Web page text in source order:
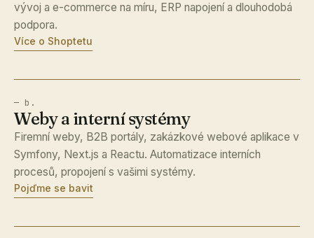
vývoj a e-commerce na míru, ERP napojení a dlouhodobá
podpora.
Více o Shoptetu
— b.
Weby a interní systémy
Firemní weby, B2B portály, zakázkové webové aplikace v
Symfony, Next.js a Reactu. Automatizace interních
procesů, propojení s vašimi systémy.
Pojďme se bavit